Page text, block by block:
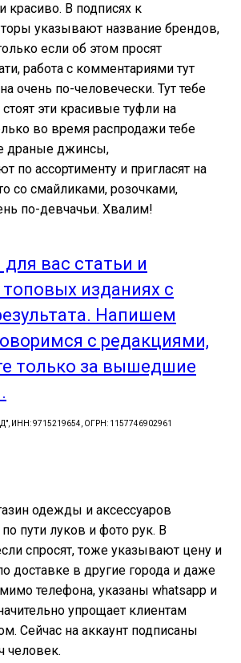
красиво. В подписях к
указывают название брендов,
если об этом просят
работа с комментариями тут
очень по-человечески. Тут тебе
эти красивые туфли на
во время распродажи тебе
драные джинсы,
по ассортименту и пригласят на
со смайликами, розочками,
по-девчачьи. Хвалим!
вас статьи и
изданиях с
Напишем
с редакциями,
только за вышедшие
ИНН: 9715219654, ОГРН: 1157746902961
одежды и аксессуаров
пути луков и фото рук. В
спросят, тоже указывают цену и
доставке в другие города и даже
телефона, указаны whatsapp и
упрощает клиентам
Сейчас на аккаунт подписаны
человек.